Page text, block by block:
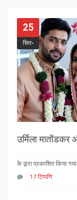
25
सित॰
के द्वारा प्रकाशित किया गया
17 टिप्पणि